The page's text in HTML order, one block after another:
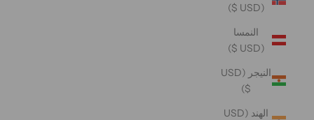
(USD $)
النمسا
(USD $)
النيجر (USD
$)
الهند (USD